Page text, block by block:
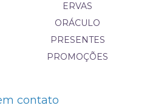
ERVAS
ORÁCULO
PRESENTES
PROMOÇÕES
contato